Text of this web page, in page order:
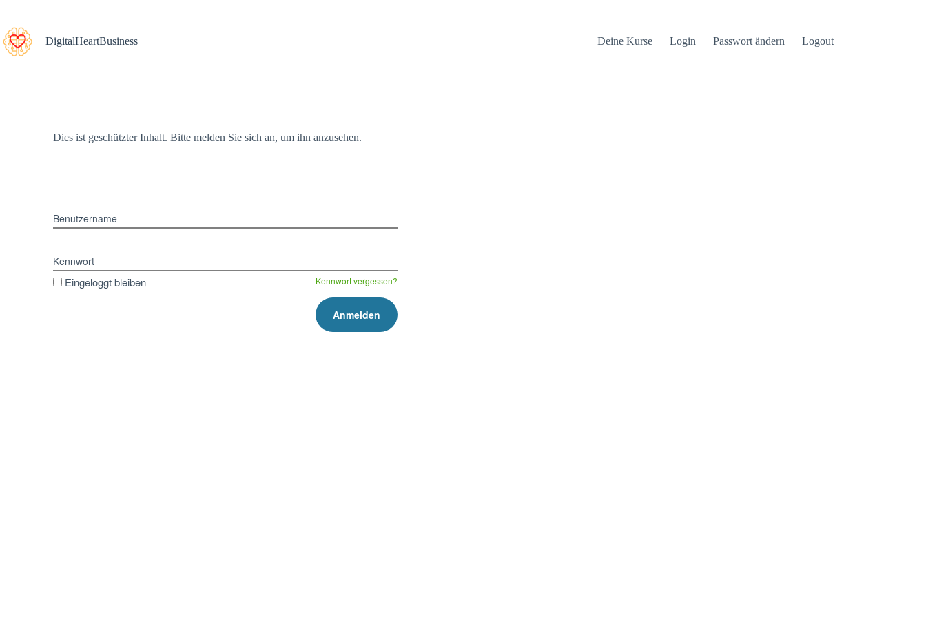
DigitalHeartBusiness Deine Kurse Login Passwort ändern Logout
Dies ist geschützter Inhalt. Bitte melden Sie sich an, um ihn anzusehen.
Benutzername
Kennwort
Eingeloggt bleiben Kennwort vergessen?